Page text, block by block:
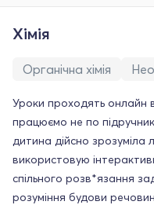
Хімія
Органічна хімія
Уроки проходять онлайн
працюємо не по
дитина дійсно зрозуміла
використовую
спільного розв*язання
розуміння будови